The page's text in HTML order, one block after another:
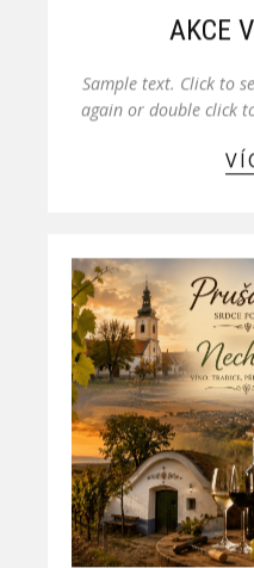
AKCE
Sample text. Click to
again or double click